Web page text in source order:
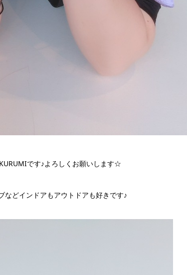
です♪よろしくお願いします‪☆
などインドアもアウトドアも好きです♪